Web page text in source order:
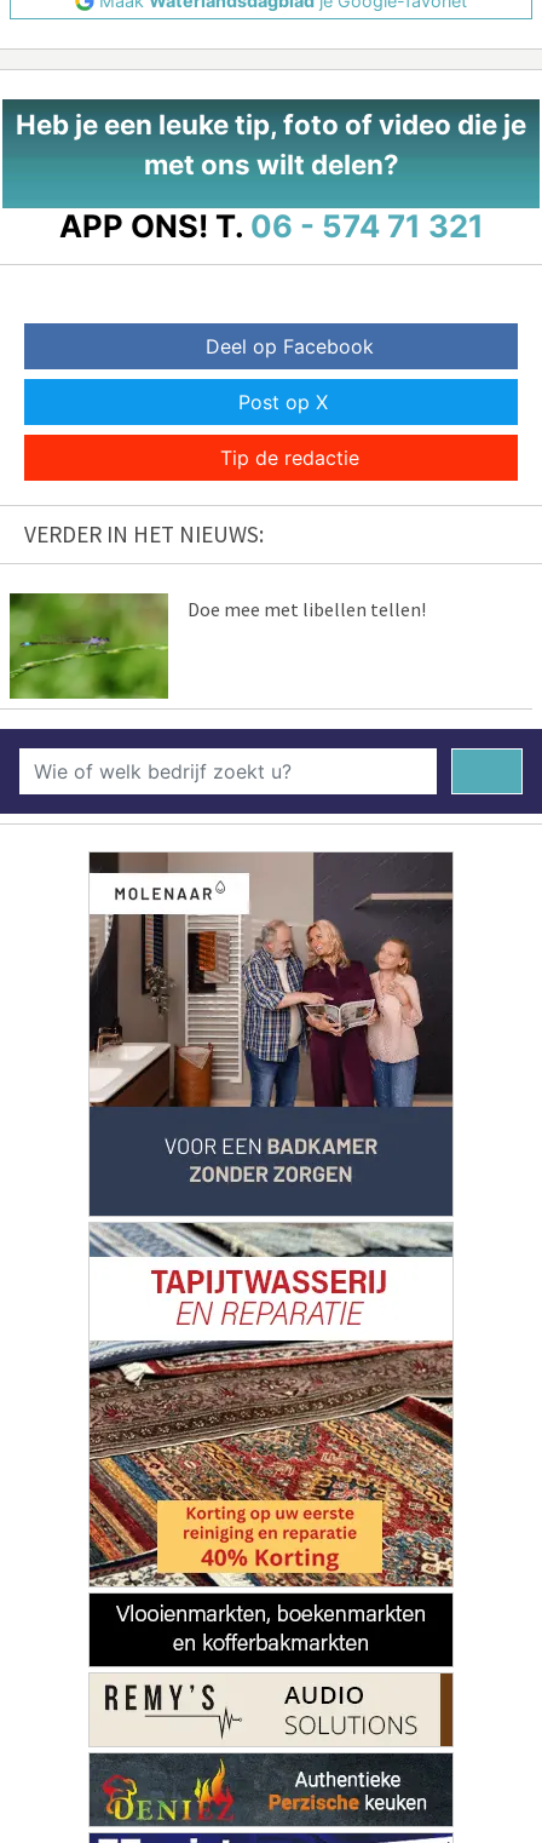
Heb je een leuke tip, foto of video die je
met ons wilt delen?
APP ONS! T. 06 - 574 71 321
Deel op Facebook
Post op X
Tip de redactie
VERDER IN HET NIEUWS:
Doe mee met libellen tellen!